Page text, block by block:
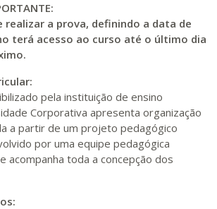
realizar a prova, definindo a data de
terá acesso ao curso até o último dia
pela instituição de ensino
Corporativa apresenta organização
a partir de um projeto pedagógico
por uma equipe pedagógica
acompanha toda a concepção dos